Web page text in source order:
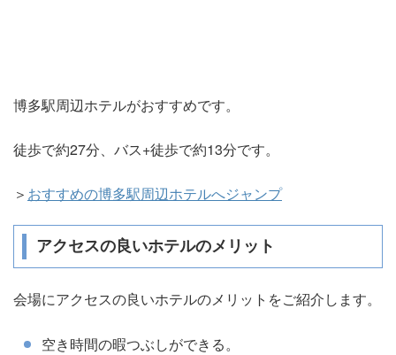
博多駅周辺ホテルがおすすめです。
徒歩で約27分、バス+徒歩で約13分です。
＞ おすすめの博多駅周辺ホテルへジャンプ
アクセスの良いホテルのメリット
会場にアクセスの良いホテルのメリットをご紹介します。
空き時間の暇つぶしができる。